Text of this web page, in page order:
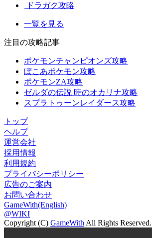
ドラガク攻略
一覧を見る
注目の攻略記事
ポケモンチャンピオンズ攻略
ぽこあポケモン攻略
ポケモンZA攻略
ゼルダの伝説 時のオカリナ攻略
スプラトゥーンレイダース攻略
トップ
ヘルプ
運営会社
採用情報
利用規約
プライバシーポリシー
広告のご案内
お問い合わせ
GameWith(English)
@WIKI
Copyright (C) GameWith All Rights Reserved.